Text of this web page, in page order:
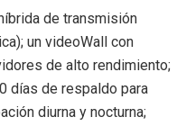
de transmisión
un videoWall con
de alto rendimiento;
días de respaldo para
diurna y nocturna;